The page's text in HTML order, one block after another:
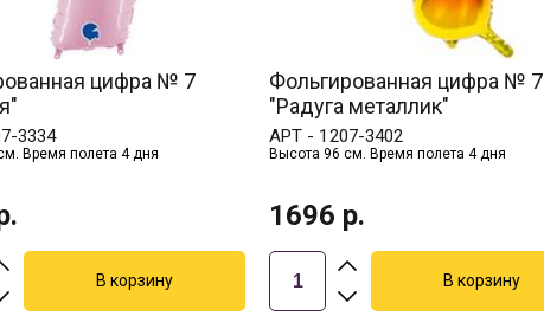
цифра № 7
3334
Время полета 4 дня
Фольгированная цифра № 7
"Радуга металлик"
АРТ - 1207-3402
Высота 96 см. Время полета 4 дня
1696 р.